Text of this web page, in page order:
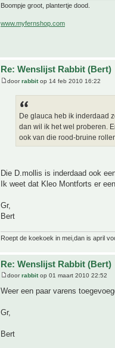
Boompje groot, plantertje dood.
www.myfernshop.com
Re: Wenslijst Rabbit (Bert)
doorrabbitop 14 feb 2010 16:22
De glauca heb ik inderdaad
dan wil ik het wel proberen.
ook van die rood-bruine
Die D.mollis is inderdaad ook
Ik weet dat Kleo Montforts er
Gr,
Bert
Roept de koekoek in mei,dan is april
Re: Wenslijst Rabbit (Bert)
doorrabbitop 01 maart 2010 22:52
Weer een paar varens
Gr,
Bert